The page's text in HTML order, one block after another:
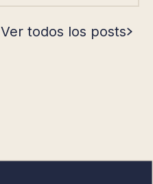
Ver todos los posts